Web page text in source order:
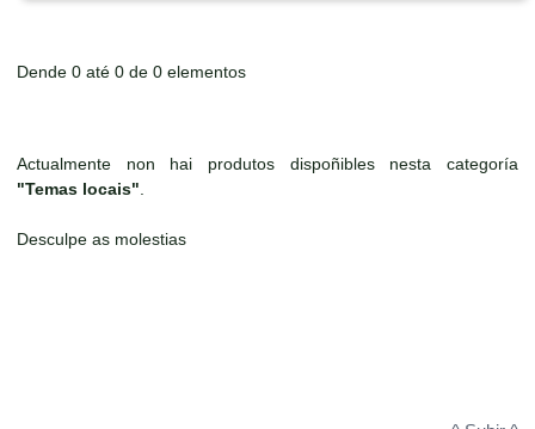
Dende 0 até 0 de 0 elementos
Actualmente non hai produtos dispoñibles nesta categoría
"Temas locais"
Desculpe as molestias